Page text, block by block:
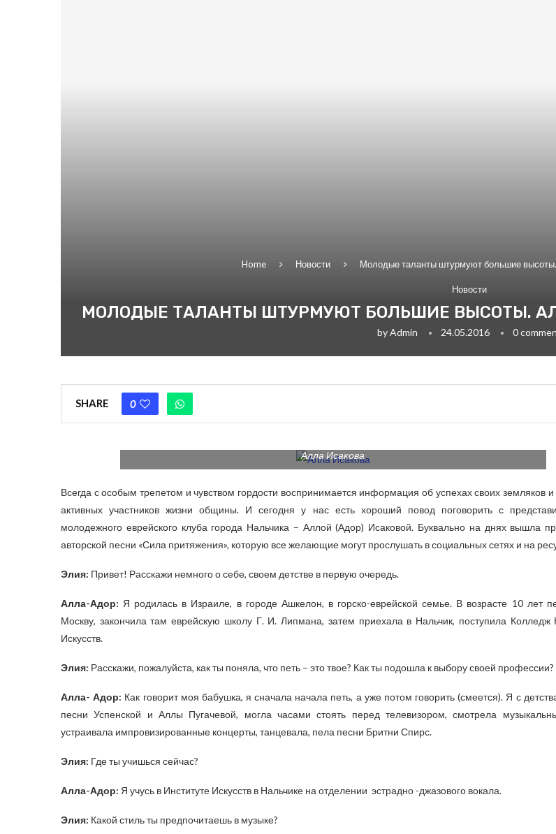
Home Новости Молодые таланты штурмуют большие
Новости
МОЛОДЫЕ ТАЛАНТЫ ШТУРМУЮТ БОЛЬШИЕ ВЫСОТЫ.
byAdmin 24.05.2016 0
SHARE 0
Алла Исакова
Всегда с особым трепетом и чувством гордости воспринимается информация об успехах своих земляков
активных участников жизни общины. И сегодня у нас есть хороший повод поговорить с
молодежного еврейского клуба города Нальчика – Аллой (Адор) Исаковой. Буквально на днях вышла
авторской песни «Сила притяжения», которую все желающие могут прослушать в социальных сетях и на
Элия: Привет! Расскажи немного о себе, своем детстве в первую очередь.
Алла-Адор: Я родилась в Израиле, в городе Ашкелон, в горско-еврейской семье. В возрасте 10 лет
Москву, закончила там еврейскую школу Г. И. Липмана, затем приехала в Нальчик, поступила Колледж
Искусств.
Элия: Расскажи, пожалуйста, как ты поняла, что петь – это твое? Как ты подошла к выбору своей профессии?
Алла- Адор: Как говорит моя бабушка, я сначала начала петь, а уже потом говорить (смеется). Я с
песни Успенской и Аллы Пугачевой, могла часами стоять перед телевизором, смотрела
устраивала импровизированные концерты, танцевала, пела песни Бритни Спирс.
Элия: Где ты учишься сейчас?
Алла-Адор: Я учусь в Институте Искусств в Нальчике на отделении эстрадно -джазового вокала.
Элия: Какой стиль ты предпочитаешь в музыке?